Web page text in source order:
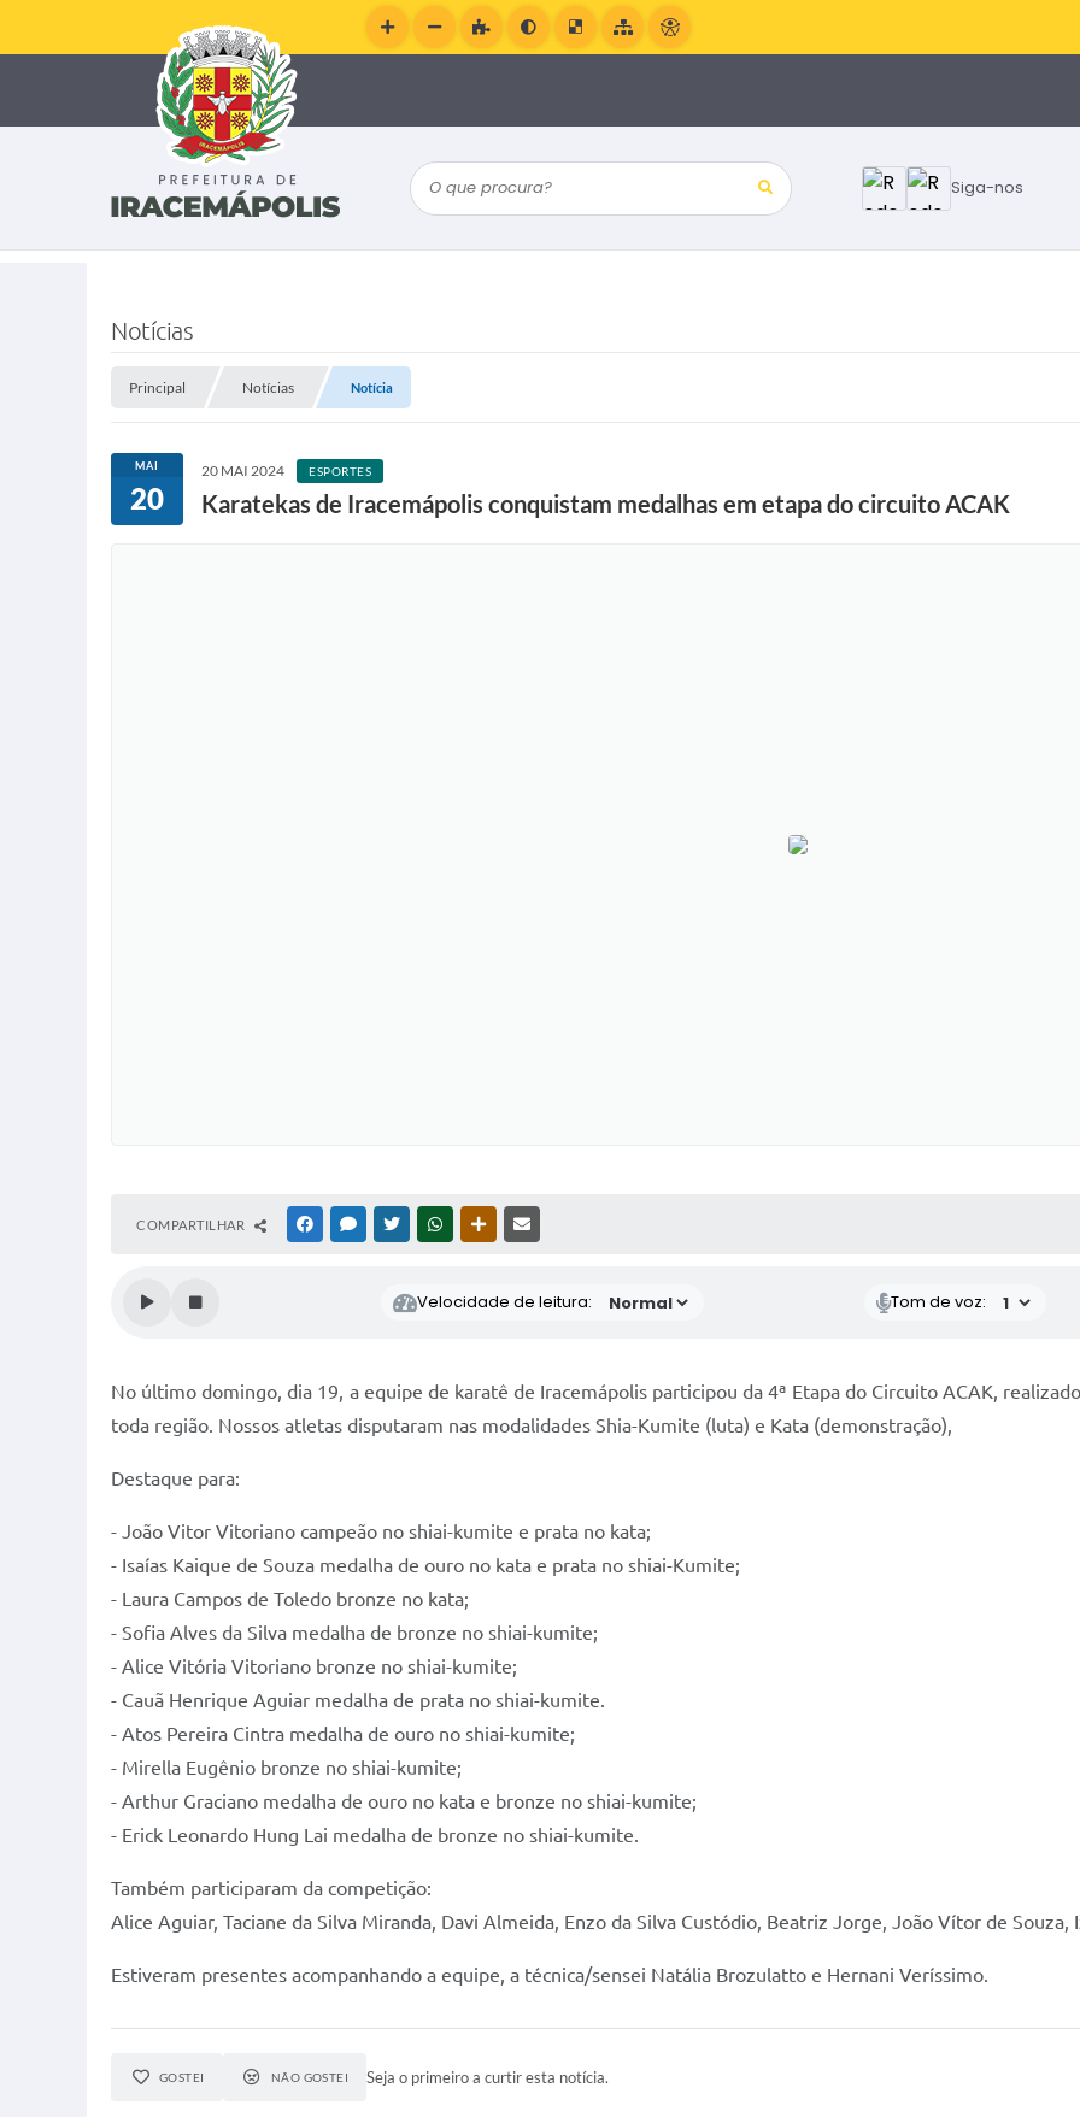
Siga-nos
O que procura?
Notícias
Principal Notícias Notícia
MAI
20
20 MAI 2024 ESPORTES
Karatekas de Iracemápolis conquistam medalhas em etapa do circuito ACAK
COMPARTILHAR FACEBOOKMESSENGER
TWITTERWHATSAPPOUTRAS MÍDIAS
Velocidade de leitura: Tom de voz:
No último domingo, dia 19, a equipe de karatê de Iracemápolis participou da 4ª Etapa do Circuito ACAK,
toda região. Nossos atletas disputaram nas modalidades Shia-Kumite (luta) e Kata (demonstração),
Destaque para:
- João Vitor Vitoriano campeão no shiai-kumite e prata no kata;
- Isaías Kaique de Souza medalha de ouro no kata e prata no shiai-Kumite;
- Laura Campos de Toledo bronze no kata;
- Sofia Alves da Silva medalha de bronze no shiai-kumite;
- Alice Vitória Vitoriano bronze no shiai-kumite;
- Cauã Henrique Aguiar medalha de prata no shiai-kumite.
- Atos Pereira Cintra medalha de ouro no shiai-kumite;
- Mirella Eugênio bronze no shiai-kumite;
- Arthur Graciano medalha de ouro no kata e bronze no shiai-kumite;
- Erick Leonardo Hung Lai medalha de bronze no shiai-kumite.
Também participaram da competição:
Alice Aguiar, Taciane da Silva Miranda, Davi Almeida, Enzo da Silva Custódio, Beatriz Jorge, João Vítor de
Estiveram presentes acompanhando a equipe, a técnica/sensei Natália Brozulatto e Hernani Veríssimo.
GOSTEI NÃO GOSTEI Seja o primeiro a curtir esta notícia.